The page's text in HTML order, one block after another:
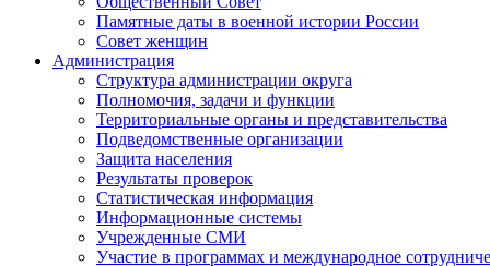
Памятные даты в военной истории России
Совет женщин
Администрация
Структура администрации округа
Полномочия, задачи и функции
Территориальные органы и представительства
Подведомственные организации
Защита населения
Результаты проверок
Статистическая информация
Информационные системы
Учрежденные СМИ
Участие в программах и международное